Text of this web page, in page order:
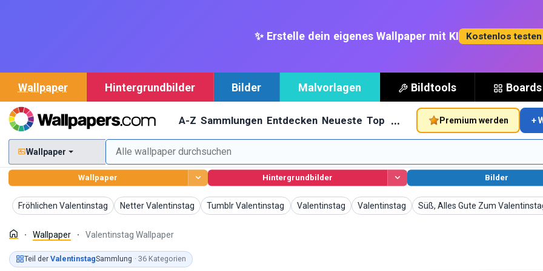
✨ Erstelle dein eigenes Wallpaper mit KI Kostenlos
Wallpaper Hintergrundbilder Bilder Malvorlagen Bildtools Boards
A-Z Sammlungen Entdecken Neueste Top … Premium werden +
Wallpaper
Wallpaper Hintergrundbilder Bilder
Fröhlichen Valentinstag
Wallpaper Netter Valentinstag
Wallpaper Tumblr Valentinstag
Wallpaper Valentinstag
Wallpaper Valentinstag
Wallpaper Süß, Alles Gute Zum
Wallpaper
Wallpaper Valentinstag Wallpaper
Teil der ValentinstagSammlung · 36 Kategorien